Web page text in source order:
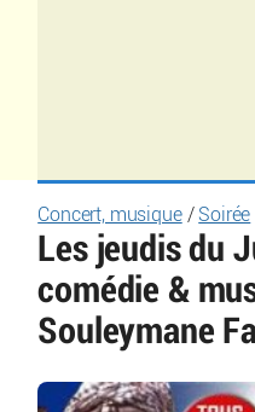
Concert, musique/ Soirée
Les jeudis du
comédie &
Souleymane